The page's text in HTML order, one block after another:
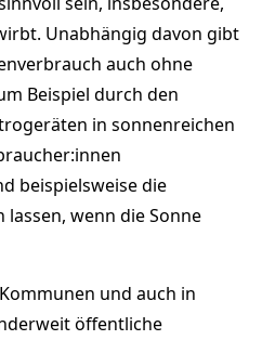
Unabhängig davon gibt
auch ohne
Beispiel durch den
in sonnenreichen
beispielsweise die
wenn die Sonne
und auch in
öffentliche